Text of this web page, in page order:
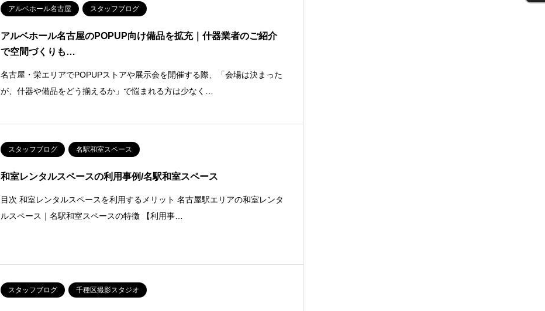
アルベホール名古屋 スタッフブログ
アルベホール名古屋のPOPUP向け備品を拡充｜什器業者のご紹介
で空間づくりも…
名古屋・栄エリアでPOPUPストアや展示会を開催する際、「会場は決まった
が、什器や備品をどう揃えるか」で悩まれる方は少なく…
スタッフブログ 名駅和室スペース
和室レンタルスペースの利用事例/名駅和室スペース
目次 和室レンタルスペースを利用するメリット 名古屋駅エリアの和室レンタ
ルスペース｜名駅和室スペースの特徴 【利用事…
スタッフブログ 千種区撮影スタジオ